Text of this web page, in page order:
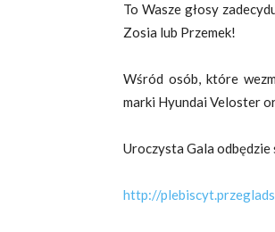
To Wasze głosy
Zosia lub Przemek!
Wśród osób, które
marki Hyundai Veloster
Uroczysta Gala
http://